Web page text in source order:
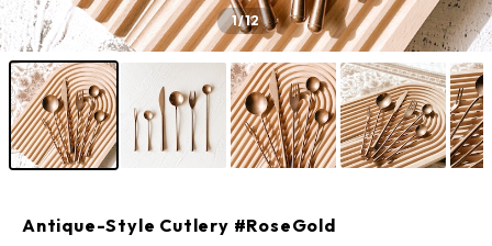
1/12
Antique-Style Cutlery #RoseGold